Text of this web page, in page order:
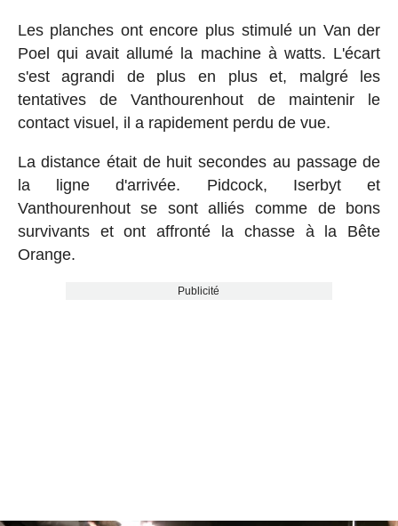
Les planches ont encore plus stimulé un Van der
Poel qui avait allumé la machine à watts. L'écart
s'est agrandi de plus en plus et, malgré les
tentatives de Vanthourenhout de maintenir le
contact visuel, il a rapidement perdu de vue.
La distance était de huit secondes au passage de
la ligne d'arrivée. Pidcock, Iserbyt et
Vanthourenhout se sont alliés comme de bons
survivants et ont affronté la chasse à la Bête
Orange.
Publicité